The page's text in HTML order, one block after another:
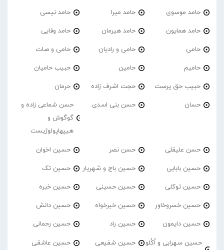
حامد موسوی حامد میرا حامد نیسی
حامد همایون حامد هیرمان حامد وفایی
حامی حامی و رادیان حامی و صات
حامیم حامین حبیب حامیان
حبیب حق پرست حجت اشرف زاده حرمان
حسان حسن بنی اسدی
حسن شماعی زاده و
گوگوش و
هیپهاپولوژیست
حسن علیقلی حسن نصر حسین اخوان
حسین بابایی حسین باج و شهریار حسین تک
حسین توکلی حسین حسینی حسین خبره
حسین خسروخاور حسین خیرخواه حسین دانش
حسین دایمون حسین راد حسین رحمانی
حسین سهرابی و اُکُلو
حسین شفیعی حسین عاشقی